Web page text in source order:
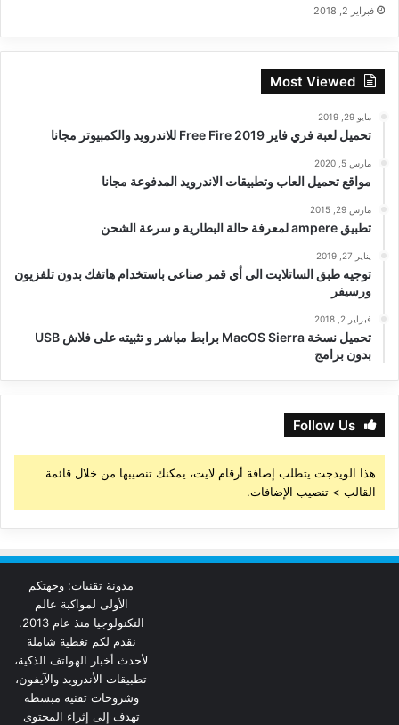
فبراير 2, 2018
Most Viewed
مايو 29, 2019
تحميل لعبة فري فاير Free Fire 2019 للاندرويد والكمبيوتر مجانا
مارس 5, 2020
مواقع تحميل العاب وتطبيقات الاندرويد المدفوعة مجانا
مارس 29, 2015
تطبيق ampere لمعرفة حالة البطارية و سرعة الشحن
يناير 27, 2019
توجيه طبق الساتلايت الى أي قمر صناعي باستخدام هاتفك بدون تلفزيون
ورسيفر
فبراير 2, 2018
تحميل نسخة MacOS Sierra برابط مباشر و تثبيته على فلاش USB
بدون برامج
Follow Us
هذا الويدجت يتطلب إضافة أرقام لايت، يمكنك تنصيبها من خلال قائمة
القالب > تنصيب الإضافات.
مدونة تقنيات: وجهتكم
الأولى لمواكبة عالم
التكنولوجيا منذ عام 2013.
نقدم لكم تغطية شاملة
لأحدث أخبار الهواتف الذكية،
تطبيقات الأندرويد والآيفون،
وشروحات تقنية مبسطة
تهدف إلى إثراء المحتوى